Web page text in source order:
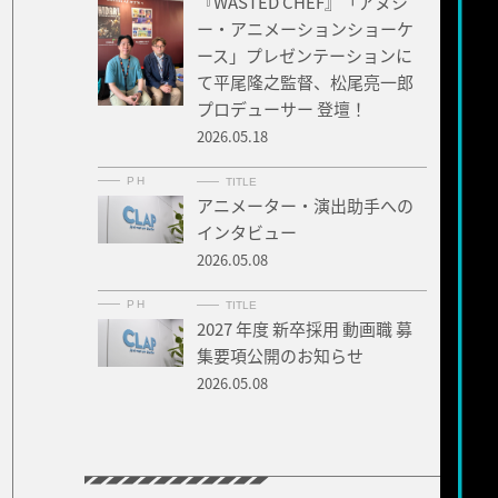
ー・アニメーションショーケ
ース」プレゼンテーションに
て平尾隆之監督、松尾亮一郎
プロデューサー 登壇！
2026.05.18
PH TITLE
アニメーター・演出助手への
インタビュー
2026.05.08
PH TITLE
2027 年度 新卒採用 動画職 募
集要項公開のお知らせ
2026.05.08